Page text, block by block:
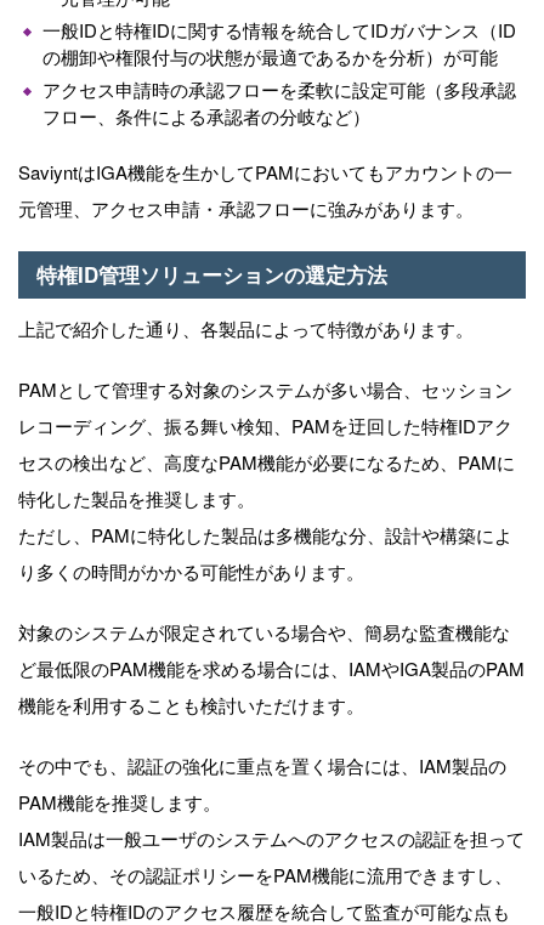
一般IDと特権IDに関する情報を統合してIDガバナンス（ID
の棚卸や権限付与の状態が最適であるかを分析）が可能
アクセス申請時の承認フローを柔軟に設定可能（多段承認
フロー、条件による承認者の分岐など）
SaviyntはIGA機能を生かしてPAMにおいてもアカウントの一
元管理、アクセス申請・承認フローに強みがあります。
特権ID管理ソリューションの選定方法
上記で紹介した通り、各製品によって特徴があります。
PAMとして管理する対象のシステムが多い場合、セッション
レコーディング、振る舞い検知、PAMを迂回した特権IDアク
セスの検出など、高度なPAM機能が必要になるため、PAMに
特化した製品を推奨します。
ただし、PAMに特化した製品は多機能な分、設計や構築によ
り多くの時間がかかる可能性があります。
対象のシステムが限定されている場合や、簡易な監査機能な
ど最低限のPAM機能を求める場合には、IAMやIGA製品のPAM
機能を利用することも検討いただけます。
その中でも、認証の強化に重点を置く場合には、IAM製品の
PAM機能を推奨します。
IAM製品は一般ユーザのシステムへのアクセスの認証を担って
いるため、その認証ポリシーをPAM機能に流用できますし、
一般IDと特権IDのアクセス履歴を統合して監査が可能な点も